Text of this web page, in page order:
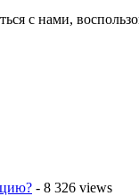
с нами,
- 8 326 views